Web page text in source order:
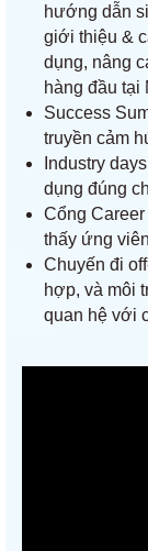
hướng dẫn
giới thiệu &
dụng, nâng
hàng đầu tại
Success
truyền cảm
Industry
dụng đúng
Cổng
thấy ứng
Chuyến đi
hợp, và môi
quan hệ với